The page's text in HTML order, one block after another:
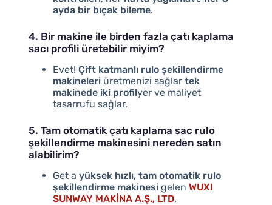
ayda bir bıçak bileme.
4. Bir makine ile birden fazla çatı kaplama
sacı profili üretebilir miyim?
Evet! Çift katmanlı rulo şekillendirme
makineleriüretmenizi sağlar tek
makinede iki profilyer ve maliyet
tasarrufu sağlar.
5. Tam otomatik çatı kaplama sac rulo
şekillendirme makinesini nereden satın
alabilirim?
Get a yüksek hızlı, tam otomatik rulo
şekillendirme makinesigelen WUXI
SUNWAY MAKİNA A.Ş., LTD.